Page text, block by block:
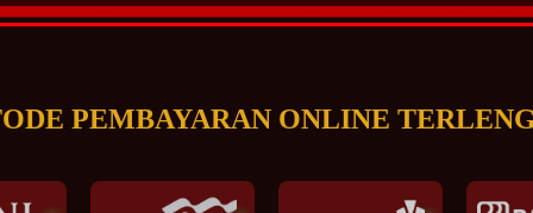
PEMBAYARAN ONLINE